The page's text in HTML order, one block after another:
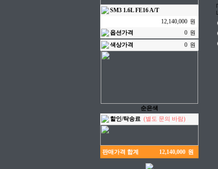
SM3 1.6L FE16 A/T
원
옵션가격
원
색상가격
원
순은색
할인/탁송료 (별도 문의 바람)
판매가격 합계 원